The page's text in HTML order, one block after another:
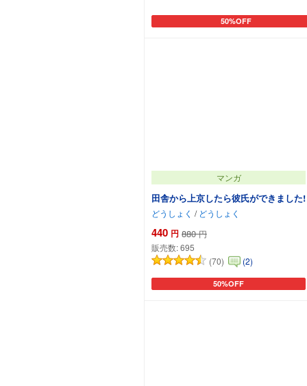
50%OFF
カートに追加
マンガ
田舎から上京したら彼氏ができました!
どうしょく / どうしょく
440 円 880 円
販売数:695
(70)
(2)
50%OFF
カートに追加